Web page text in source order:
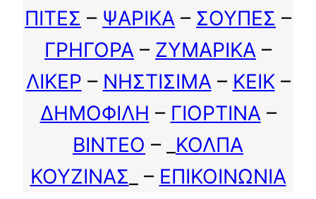
ΠΙΤΕΣ – ΨΑΡΙΚΑ – ΣΟΥΠΕΣ –
ΓΡΗΓΟΡΑ – ΖΥΜΑΡΙΚΑ –
ΛΙΚΕΡ – ΝΗΣΤΙΣΙΜΑ– ΚΕΙΚ–
ΔΗΜΟΦΙΛΗ – ΓΙΟΡΤΙΝΑ–
ΒΙΝΤΕΟ – _ ΚΟΛΠΑ
ΚΟΥΖΙΝΑΣ _ – ΕΠΙΚΟΙΝΩΝΙΑ